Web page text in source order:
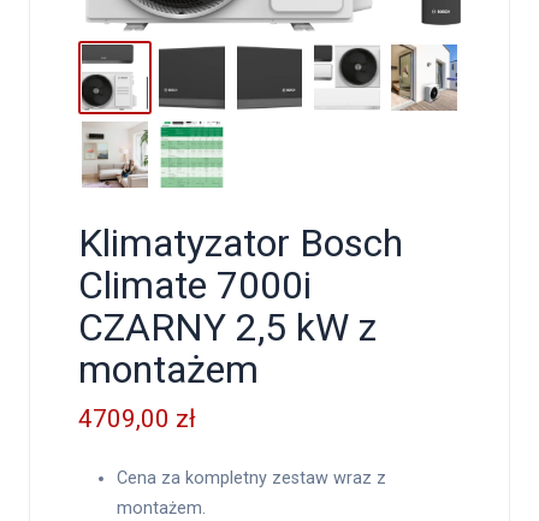
Klimatyzator Bosch
Climate 7000i
CZARNY 2,5 kW z
montażem
4709,00 zł
Cena za kompletny zestaw wraz z
montażem.